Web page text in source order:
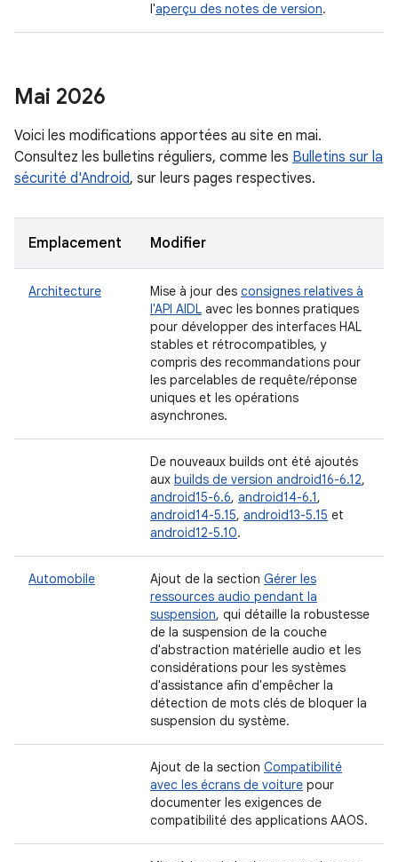
l'aperçu des notes de version.
Mai 2026
Voici les modifications apportées au site en mai.
Consultez les bulletins réguliers, comme les Bulletins sur la
sécurité d'Android, sur leurs pages respectives.
Emplacement Modifier
Architecture Mise à jour des consignes relatives à
l'API AIDL avec les bonnes pratiques
pour développer des interfaces HAL
stables et rétrocompatibles, y
compris des recommandations pour
les parcelables de requête/réponse
uniques et les opérations
asynchrones.
De nouveaux builds ont été ajoutés
aux builds de version android16-6.12,
android15-6.6, android14-6.1,
android14-5.15, android13-5.15 et
android12-5.10.
Automobile Ajout de la section Gérer les
ressources audio pendant la
suspension, qui détaille la robustesse
de la suspension de la couche
d'abstraction matérielle audio et les
considérations pour les systèmes
d'assistance afin d'empêcher la
détection de mots clés de bloquer la
suspension du système.
Ajout de la section Compatibilité
avec les écrans de voiture pour
documenter les exigences de
compatibilité des applications AAOS.